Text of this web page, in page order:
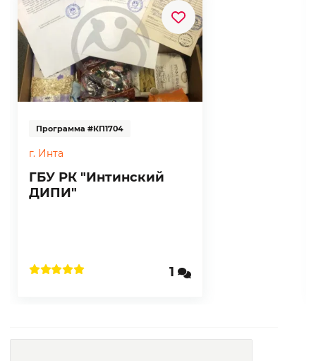
Программа #КП1704
г. Инта
ГБУ РК "Интинский
ДИПИ"
1